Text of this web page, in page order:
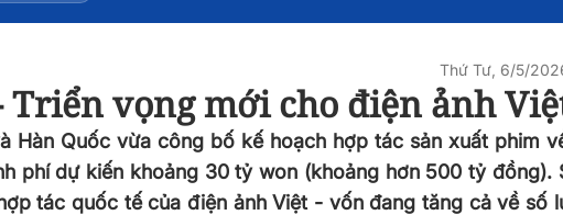
Thứ Tư, 6/5/
Triển vọng mới cho điện ảnh
Hàn Quốc vừa công bố kế hoạch hợp tác sản xuất phim
phí dự kiến khoảng 30 tỷ won (khoảng hơn 500 tỷ đồng).
tác quốc tế của điện ảnh Việt - vốn đang tăng cả về số